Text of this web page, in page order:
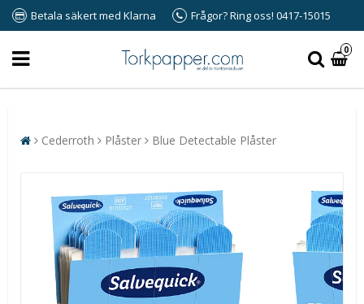
Betala säkert med Klarna Frågor? Ring oss! 0417-15015
0
Cederroth Plåster Blue Detectable Plåster